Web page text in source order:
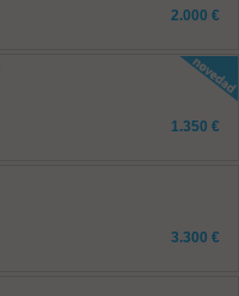
2.000 €
1.350 €
3.300 €